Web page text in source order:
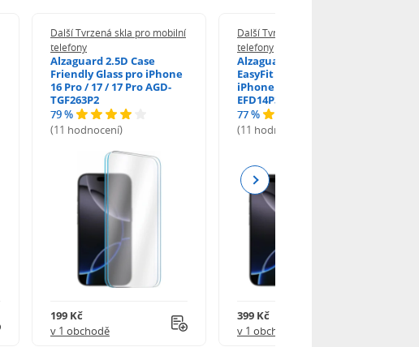
Další Tvrzená skla pro mobilní
telefony
Alzaguard 2.5D Case
Friendly Glass pro iPhone
16 Pro / 17 / 17 Pro AGD-
TGF263P2
79 %
(11 hodnocení)
199 Kč
v 1 obchodě
Další Tvrzená skla pro mobilní
telefony
Alzaguard 2.5D Glass
EasyFit DustFree pro
iPhone 16 Pro / 17 AGD-
EFD14P3
77 %
(11 hodnocení)
399 Kč
v 1 obchodě
Next